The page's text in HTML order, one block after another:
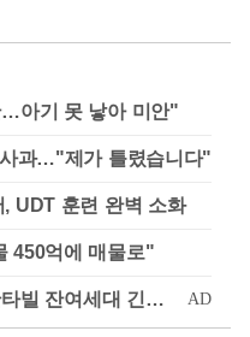
아기 못 낳아 미안"
과…"제가 틀렸습니다"
UDT 훈련 완벽 소화
450억에 매물로"